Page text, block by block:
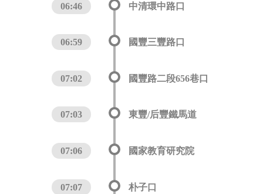
06:46 中清環中路口
06:59 國豐三豐路口
07:02 國豐路二段656巷口
07:03 東豐/后豐鐵馬道
07:06 國家教育研究院
07:07 朴子口